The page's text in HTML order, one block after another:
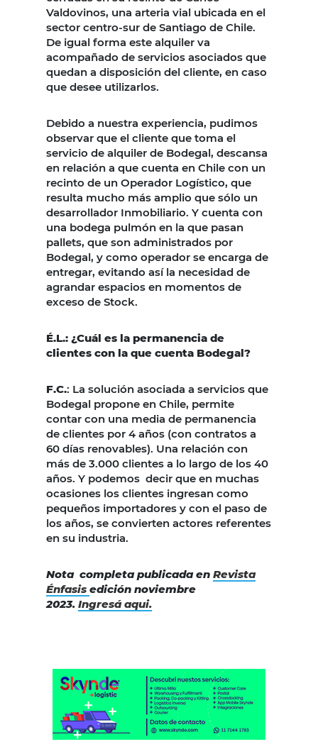
Valdovinos, una arteria vial ubicada en el
sector centro-sur de Santiago de Chile.
De igual forma este alquiler va
acompañado de servicios asociados que
quedan a disposición del cliente, en caso
que desee utilizarlos.
Debido a nuestra experiencia, pudimos
observar que el cliente que toma el
servicio de alquiler de Bodegal, descansa
en relación a que cuenta en Chile con un
recinto de un Operador Logístico, que
resulta mucho más amplio que sólo un
desarrollador Inmobiliario. Y cuenta con
una bodega pulmón en la que pasan
pallets, que son administrados por
Bodegal, y como operador se encarga de
entregar, evitando así la necesidad de
agrandar espacios en momentos de
exceso de Stock.
É.L.: ¿Cuál es la permanencia de
clientes con la que cuenta Bodegal?
F.C.: La solución asociada a servicios que
Bodegal propone en Chile, permite
contar con una media de permanencia
de clientes por 4 años (con contratos a
60 días renovables). Una relación con
más de 3.000 clientes a lo largo de los 40
años. Y podemos decir que en muchas
ocasiones los clientes ingresan como
pequeños importadores y con el paso de
los años, se convierten actores referentes
en su industria.
Nota completa publicada en Revista
Énfasis edición noviembre
2023. Ingresá aqui.